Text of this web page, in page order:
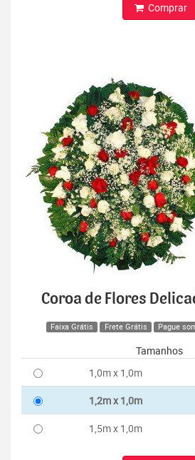
Comprar
Coroa de Flores
Faixa Grátis Frete Grátis Pague
Tamanhos
1,0m x 1,0m
1,2m x 1,0m
1,5m x 1,0m